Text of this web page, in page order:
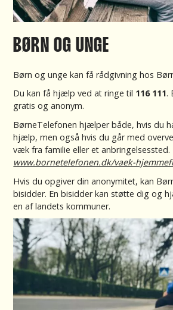
BØRN OG UNGE
Børn og unge kan få rådgivning hos
Du kan få hjælp ved at ringe til 116 111.
gratis og anonym.
BørneTelefonen hjælper både, hvis du
hjælp, men også hvis du går med
væk fra familie eller et anbringelsessted.
www.bornetelefonen.dk/vaek-
Hvis du opgiver din anonymitet, kan
bisidder. En bisidder kan støtte dig og
en af landets kommuner.